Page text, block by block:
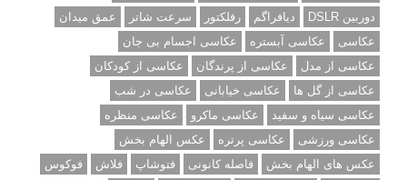
دوربین DSLR
دیافراگم رفلکتور سرعت شاتر
عمق میدان
عکاسی
عکاسی آبستره
عکاسی اجسام بی جان
عکاسی از مدل
عکاسی از پرندگان
عکاسی از کودکان
عکاسی از گل ها
عکاسی خیابانی
عکاسی در شب
عکاسی سیاه و سفید
عکاسی ماکرو
عکاسی منظره
عکاسی ورزشی
عکاسی پرتره
عکس الهام بخش
عکس های الهام بخش
فاصله کانونی فتوشاپ فلاش
فوکوس